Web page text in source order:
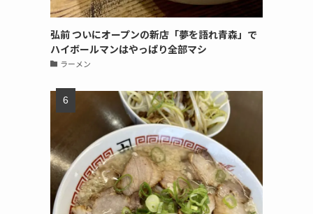
弘前 ついにオープンの新店「夢を語れ青森」で
ハイボールマンはやっぱり全部マシ
ラーメン